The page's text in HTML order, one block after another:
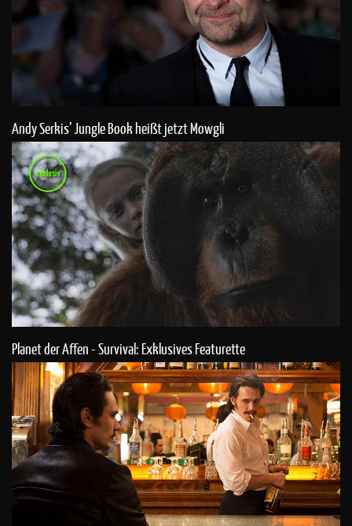
Andy Serkis’ Jungle Book heißt jetzt Mowgli
Planet der Affen - Survival: Exklusives Featurette